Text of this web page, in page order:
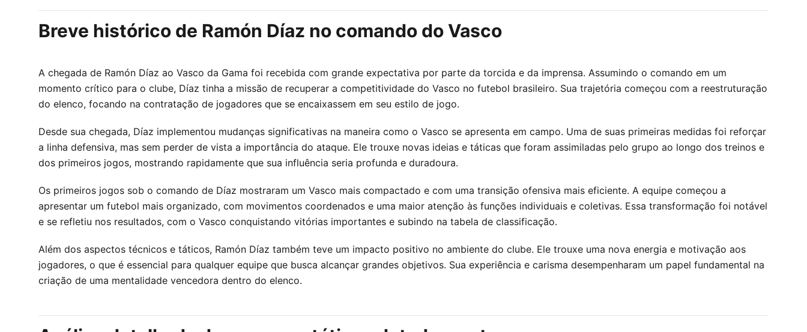
Breve histórico de Ramón Díaz no comando do Vasco
A chegada de Ramón Díaz ao Vasco da Gama foi recebida com grande expectativa por parte da torcida e da imprensa. Assumindo o comando em um
momento crítico para o clube, Díaz tinha a missão de recuperar a competitividade do Vasco no futebol brasileiro. Sua trajetória começou com a reestruturação
do elenco, focando na contratação de jogadores que se encaixassem em seu estilo de jogo.
Desde sua chegada, Díaz implementou mudanças significativas na maneira como o Vasco se apresenta em campo. Uma de suas primeiras medidas foi reforçar
a linha defensiva, mas sem perder de vista a importância do ataque. Ele trouxe novas ideias e táticas que foram assimiladas pelo grupo ao longo dos treinos e
dos primeiros jogos, mostrando rapidamente que sua influência seria profunda e duradoura.
Os primeiros jogos sob o comando de Díaz mostraram um Vasco mais compactado e com uma transição ofensiva mais eficiente. A equipe começou a
apresentar um futebol mais organizado, com movimentos coordenados e uma maior atenção às funções individuais e coletivas. Essa transformação foi notável
e se refletiu nos resultados, com o Vasco conquistando vitórias importantes e subindo na tabela de classificação.
Além dos aspectos técnicos e táticos, Ramón Díaz também teve um impacto positivo no ambiente do clube. Ele trouxe uma nova energia e motivação aos
jogadores, o que é essencial para qualquer equipe que busca alcançar grandes objetivos. Sua experiência e carisma desempenharam um papel fundamental na
criação de uma mentalidade vencedora dentro do elenco.